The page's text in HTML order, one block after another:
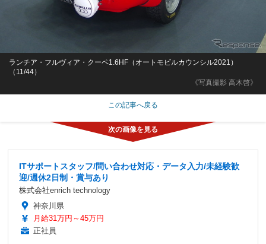
《写真撮影 高木啓》
ランチア・フルヴィア・クーペ1.6HF（オートモビルカウンシル2021）
（11/44）
この記事へ戻る
ITサポートスタッフ/問い合わせ対応・データ入力/未経験歓
迎/週休2日制・賞与あり
株式会社enrich technology
神奈川県
月給31万円～45万円
正社員